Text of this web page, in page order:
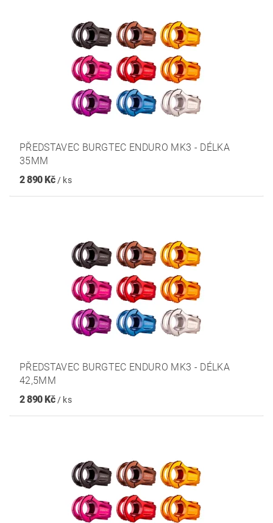
PŘEDSTAVEC BURGTEC ENDURO MK3 - DÉLKA
35MM
2 890 Kč / ks
PŘEDSTAVEC BURGTEC ENDURO MK3 - DÉLKA
42,5MM
2 890 Kč/ ks